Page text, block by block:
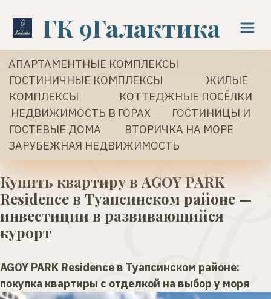
ГК 9Галактика
АПАРТАМЕНТНЫЕ КОМПЛЕКСЫ
ГОСТИНИЧНЫЕ КОМПЛЕКСЫ
ЖИЛЫЕ
КОМПЛЕКСЫ
КОТТЕДЖНЫЕ ПОСЁЛКИ
НЕДВИЖИМОСТЬ В ГОРАХ
ГОСТИНИЦЫ И
ГОСТЕВЫЕ ДОМА
ЗАРУБЕЖНАЯ НЕДВИЖИМОСТЬ
Купить квартиру в AGOY PARK
Residence в Туапсинском районе —
инвестиции в развивающийся
курорт
AGOY PARK Residence в Туапсинском районе:
покупка квартиры с отделкой на выбор у моря